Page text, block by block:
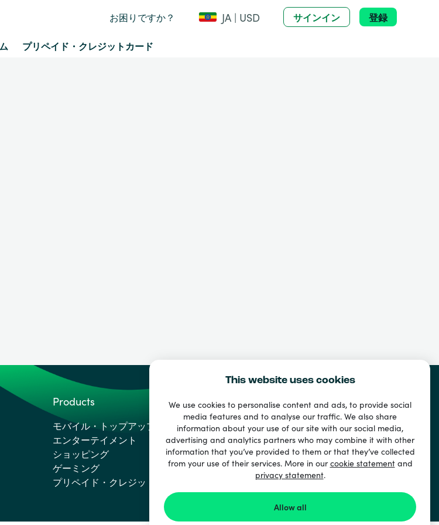
This website uses cookies
We use cookies to personalise content and ads, to provide social
media features and to analyse our traffic. We also share
information about your use of our site with our social media,
advertising and analytics partners who may combine it with other
information that you’ve provided to them or that they’ve collected
from your use of their services. More in ourcookie statementand
privacy statement.
Allow all
お困りですか？ JA | USD サインイン 登録
プリペイド・クレジットカード
Products
モバイル・トップアップ
エンターテイメント
ショッピング
ゲーミング
プリペイド・クレジットカード